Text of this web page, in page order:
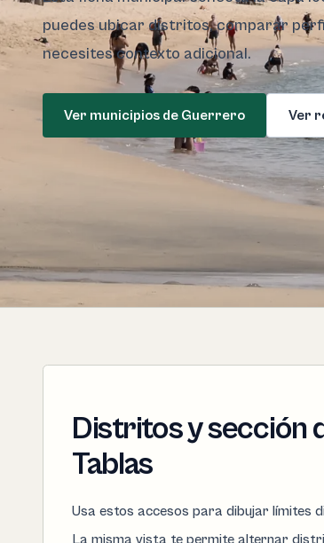
puedes ubicar distritos, comparar
necesites contexto adicional.
Ver municipios de Guerrero Ver
Distritos y sección
Tablas
Usa estos accesos para dibujar límites
La misma vista te permite alternar